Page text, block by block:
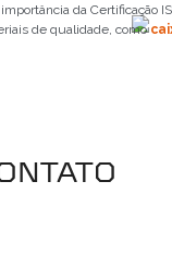
da Certificação
de qualidade, como